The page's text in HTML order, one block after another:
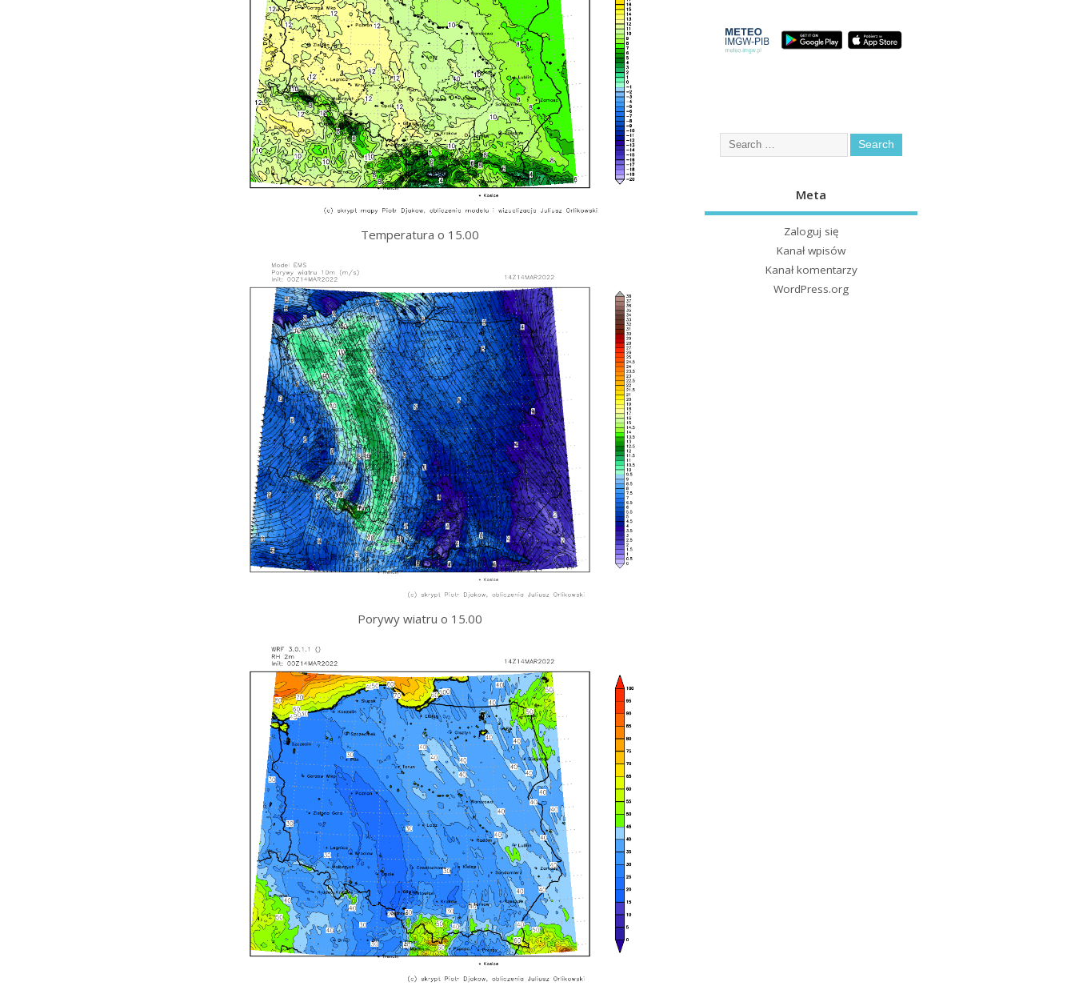
Temperatura o 15.00
Porywy wiatru o 15.00
Meta
Zaloguj się
Kanał wpisów
Kanał komentarzy
WordPress.org